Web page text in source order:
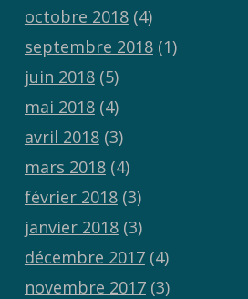
octobre 2018(4)
septembre 2018(1)
juin 2018(5)
mai 2018(4)
avril 2018(3)
mars 2018(4)
février 2018(3)
janvier 2018(3)
décembre 2017(4)
novembre 2017(3)